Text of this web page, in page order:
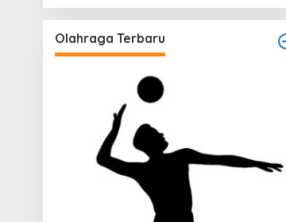
Olahraga Terbaru